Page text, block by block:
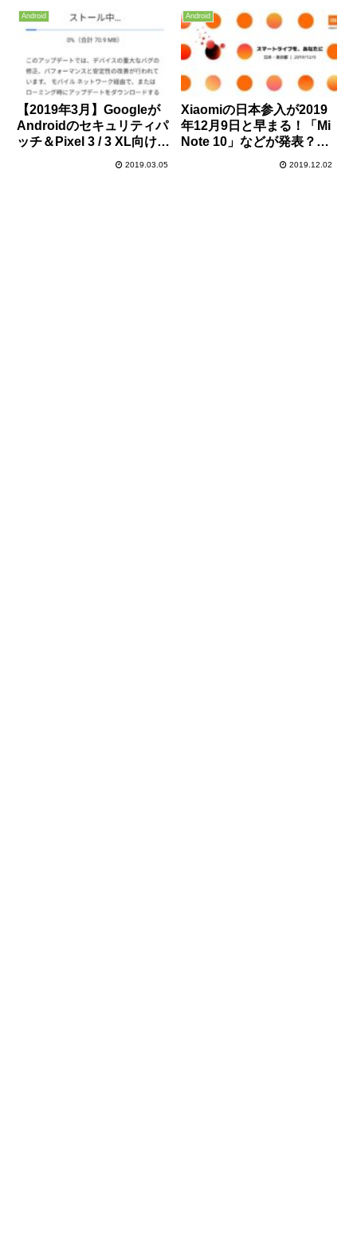
格、発売日等まとめ！
Android
【2019年3月】Googleが
Androidのセキュリティパ
ッチ＆Pixel 3 / 3 XL向けの
2019.03.05
Android
Xiaomiの日本参入が2019
年12月9日と早まる！「Mi
Note 10」などが発表？こ
2019.12.02